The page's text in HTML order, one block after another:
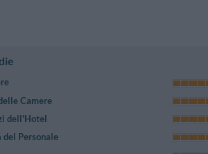
Camere
dell'Hotel
Personale